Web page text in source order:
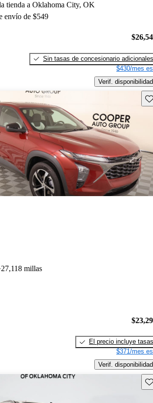
tienda a Oklahoma City, OK
envío de $549
Sin tasas de concesionario adicionales
$430/mes
Verif. disponibilidad
27,118 millas
El precio incluye tasas
$371/mes
Verif. disponibilidad